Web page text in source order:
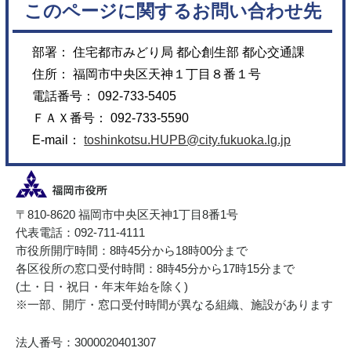
このページに関するお問い合わせ先
部署： 住宅都市みどり局 都心創生部 都心交通課
住所： 福岡市中央区天神１丁目８番１号
電話番号： 092-733-5405
ＦＡＸ番号： 092-733-5590
E-mail：toshinkotsu.HUPB@city.fukuoka.lg.jp
〒810-8620 福岡市中央区天神1丁目8番1号
代表電話：092-711-4111
市役所開庁時間：8時45分から18時00分まで
各区役所の窓口受付時間：8時45分から17時15分まで
(土・日・祝日・年末年始を除く)
※一部、開庁・窓口受付時間が異なる組織、施設があります
法人番号：3000020401307